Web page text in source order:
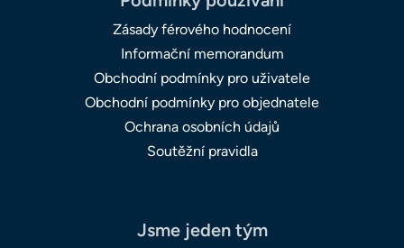
Zásady férového hodnocení
Informační memorandum
Obchodní podmínky pro uživatele
Obchodní podmínky pro objednatele
Ochrana osobních údajů
Soutěžní pravidla
Jsme jeden tým